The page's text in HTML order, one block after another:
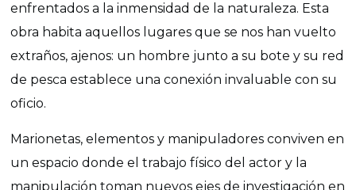
enfrentados a la inmensidad de la naturaleza. Esta
obra habita aquellos lugares que se nos han vuelto
extraños, ajenos: un hombre junto a su bote y su red
de pesca establece una conexión invaluable con su
oficio.
Marionetas, elementos y manipuladores conviven en
un espacio donde el trabajo físico del actor y la
manipulación toman nuevos ejes de investigación en